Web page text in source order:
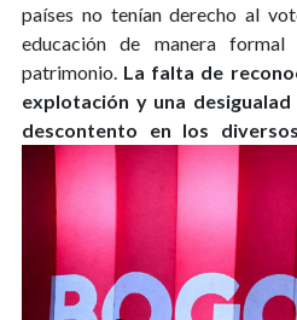
países no tenían derecho al
educación de manera
patrimonio. La falta de
explotación y una
descontento en los